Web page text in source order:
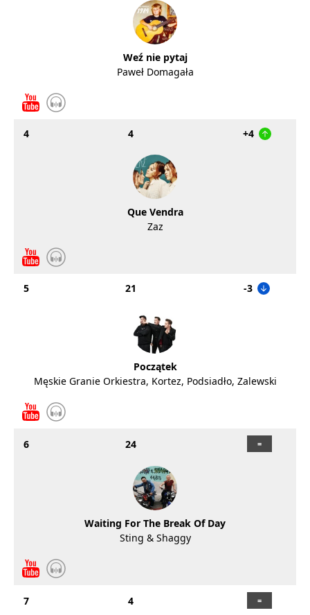
Weź nie pytaj
Paweł Domagała
4 4 +4
Que Vendra
Zaz
5 21 -3
Początek
Męskie Granie Orkiestra, Kortez, Podsiadło, Zalewski
6 24
Waiting For The Break Of Day
Sting & Shaggy
7 4